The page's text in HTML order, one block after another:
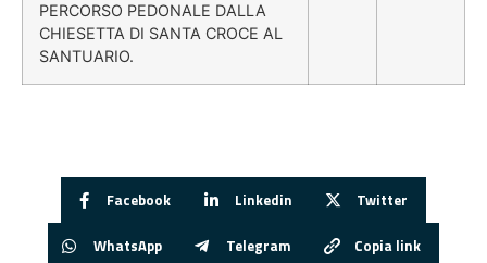
PERCORSO PEDONALE DALLA
CHIESETTA DI SANTA CROCE AL
SANTUARIO.
Facebook Linkedin Twitter
WhatsApp Telegram Copia link